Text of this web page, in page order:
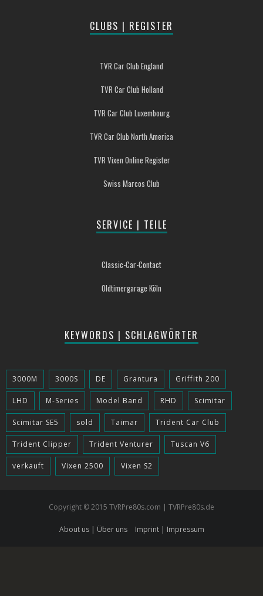
CLUBS | REGISTER
TVR Car Club England
TVR Car Club Holland
TVR Car Club Luxembourg
TVR Car Club North America
TVR Vixen Online Register
Swiss Marcos Club
SERVICE | TEILE
Classic-Car-Contact
Oldtimergarage Köln
KEYWORDS | SCHLAGWÖRTER
3000M 3000S DE Grantura Griffith 200
LHD M-Series Model Band RHD Scimitar
Scimitar SE5 sold Taimar Trident Car Club
Trident Clipper Trident Venturer Tuscan V6
verkauft Vixen 2500 Vixen S2
Copyright © 2015 TVRPre80s.com | TVRPre80s.de
About us | Über uns Imprint | Impressum